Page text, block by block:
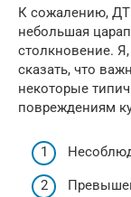
К сожалению,
небольшая
столкновение.
сказать, что
некоторые
повреждениям